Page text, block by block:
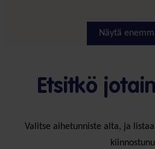
Näytä
Etsitkö
Valitse aihetunniste alta, ja